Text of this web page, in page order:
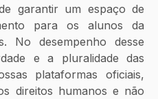
garantir um espaço de
para os alunos da
No desempenho desse
e a pluralidade das
plataformas oficiais,
direitos humanos e não